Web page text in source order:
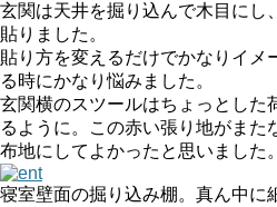
玄関は天井を掘り込んで木目にし
貼りました。
貼り方を変えるだけでかなりイメ
る時にかなり悩みました。
玄関横のスツールはちょっとした
るように。この赤い張り地がまた
布地にしてよかったと思いました。
寝室壁面の掘り込み棚。真ん中に